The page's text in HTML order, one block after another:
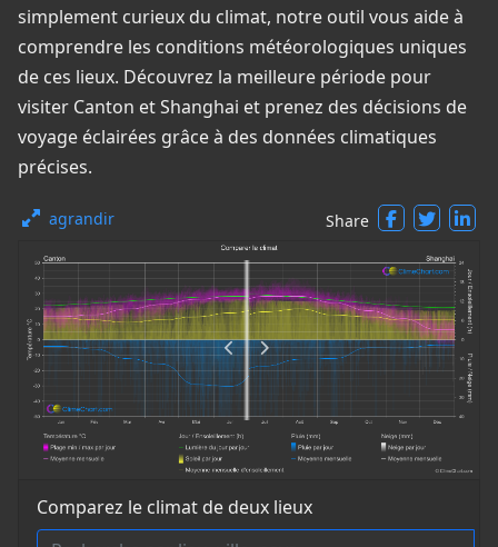
simplement curieux du climat, notre outil vous aide à
comprendre les conditions météorologiques uniques
de ces lieux. Découvrez la meilleure période pour
visiter Canton et Shanghai et prenez des décisions de
voyage éclairées grâce à des données climatiques
précises.
agrandir Share
Comparez le climat de deux lieux